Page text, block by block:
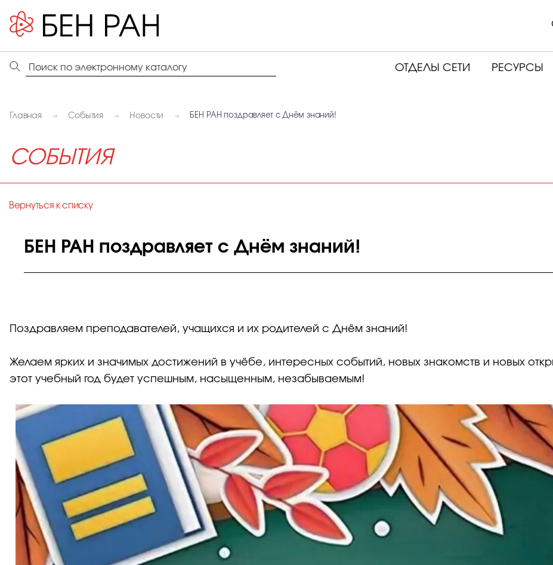
ОТДЕЛЫ СЕТИ РЕСУРСЫ
Главная События Новости БЕН РАН поздравляет с Днём знаний!
СОБЫТИЯ
Вернуться к списку
БЕН РАН поздравляет с Днём знаний!
Поздравляем преподавателей, учащихся и их родителей с Днём знаний!
Желаем ярких и значимых достижений в учёбе, интересных событий, новых знакомств и новых
этот учебный год будет успешным, насыщенным, незабываемым!